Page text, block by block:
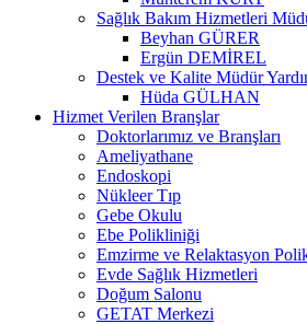
Sağlık Bakım Hizmetleri
Beyhan GÜRER
Ergün DEMİREL
Destek ve Kalite Müdür
Hüda GÜLHAN
Hizmet Verilen Branşlar
Doktorlarımız ve Branşları
Ameliyathane
Endoskopi
Nükleer Tıp
Gebe Okulu
Ebe Polikliniği
Emzirme ve Relaktasyon
Evde Sağlık Hizmetleri
Doğum Salonu
GETAT Merkezi